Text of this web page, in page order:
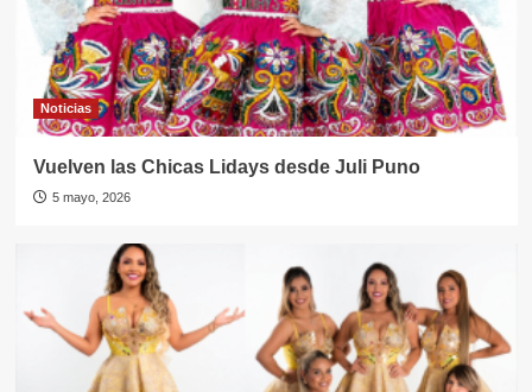
Noticias
Vuelven las Chicas Lidays desde Juli Puno
5 mayo, 2026